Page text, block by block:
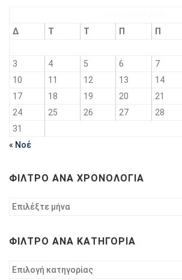
Δ
Τ Τ Π Π
3
4 5 6 7
10
11 12 13 14
17
18 19 20 21
24
25 26 27 28
31
« Νοέ
ΦΊΛΤΡΟ ΑΝΆ ΧΡΟΝΟΛΟΓΊΑ
Φίλτρο
ΦΊΛΤΡΟ ΑΝΆ ΚΑΤΗΓΟΡΊΑ
Φίλτρο